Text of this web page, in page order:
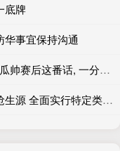
底牌
事宜保持沟通
盛盈优配 曼城3-3! 输球不可怕, 可怕的是瓜帅赛后这番话, 一分比没分好!
牛来了 严禁以指标到校名义变相跨区域抢生源 全面实行特定类型招生省级审核备案制 义务教育学校严禁设立重点班实验班等中小学阳光招生再升级